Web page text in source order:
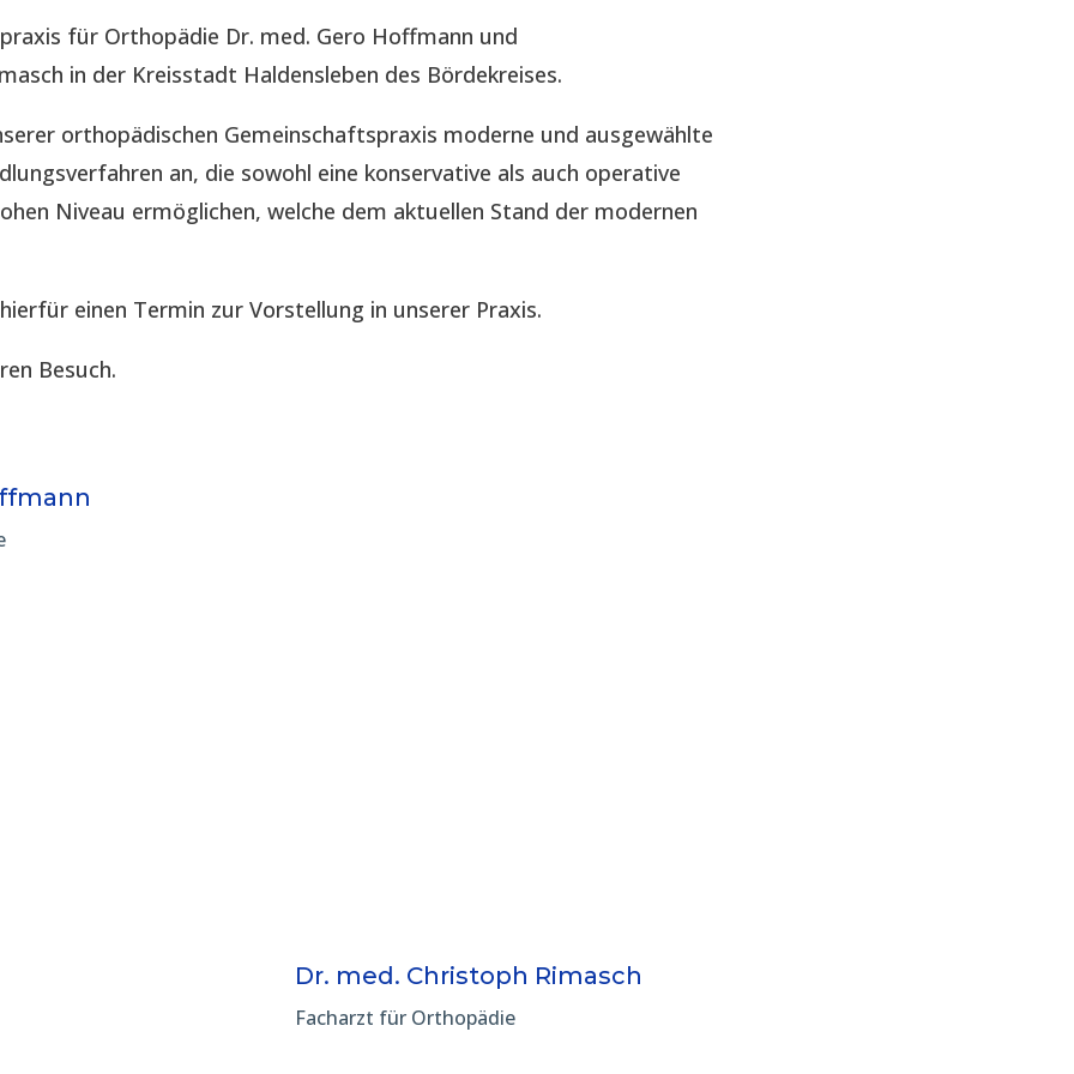
für Orthopädie Dr. med. Gero Hoffmann und
in der Kreisstadt Haldensleben des Bördekreises.
orthopädischen Gemeinschaftspraxis moderne und ausgewählte
an, die sowohl eine konservative als auch operative
Niveau ermöglichen, welche dem aktuellen Stand der modernen
einen Termin zur Vorstellung in unserer Praxis.
Besuch.
Dr. med. Christoph Rimasch
Facharzt für Orthopädie